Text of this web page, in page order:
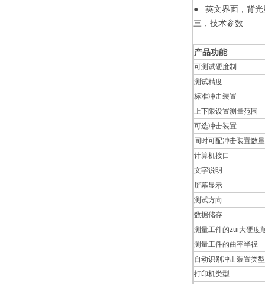
● 英文界面，背光
三，技术参数
产品功能
可测试硬度制
测试精度
标准冲击装置
上下限设置测量范围
可选冲击装置
同时可配冲击装置数量
计算机接口
文字说明
屏幕显示
测试方向
数据储存
测量工件的zui大硬度
测量工件的曲率半径
自动识别冲击装置类
打印机类型